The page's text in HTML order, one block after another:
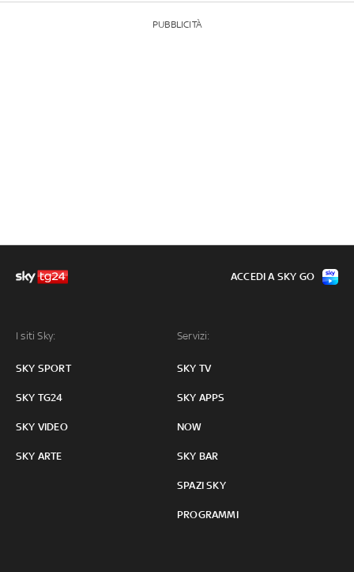
PUBBLICITÀ
I siti Sky:
SKY SPORT
SKY TG24
SKY VIDEO
SKY ARTE
Servizi:
SKY TV
SKY APPS
NOW
SKY BAR
SPAZI SKY
PROGRAMMI
ACCEDI A SKY GO